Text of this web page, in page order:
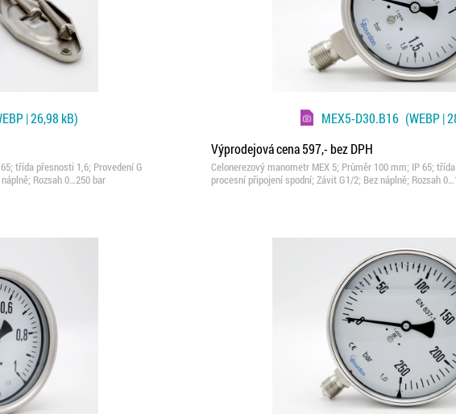
| 26,98 kB)
třída přesnosti 1,6; Provedení G
Rozsah 0…250 bar
MEX5-D30.B16 (WEBP |
Výprodejová cena 597,- bez DPH
Celonerezový manometr MEX 5; Průměr 100 mm; IP 65;
procesní připojení spodní; Závit G1/2; Bez náplně; Rozsah